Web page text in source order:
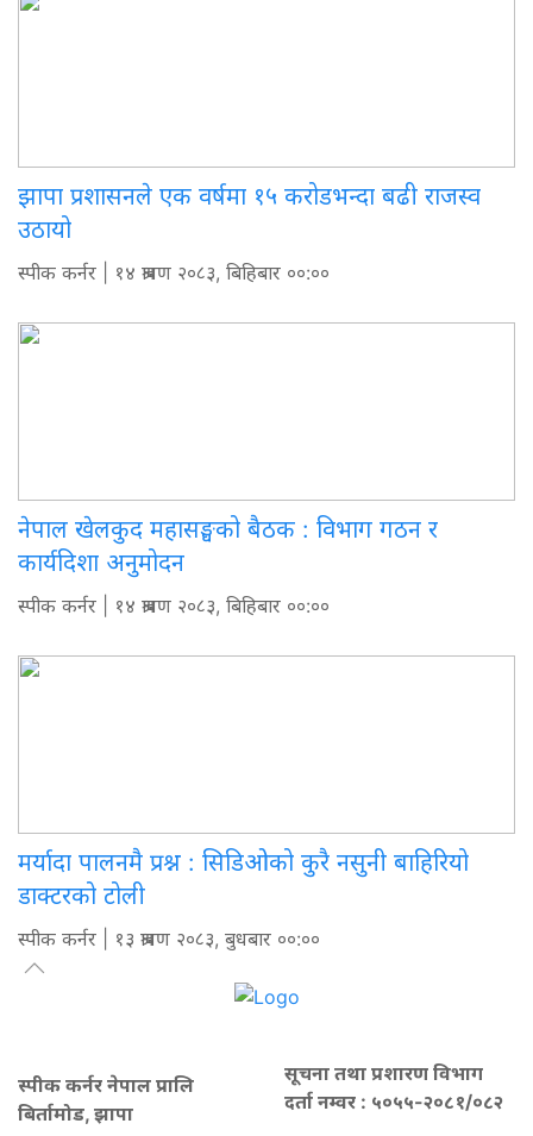
झापा प्रशासनले एक वर्षमा १५ करोडभन्दा बढी राजस्व
उठायो
स्पीक कर्नर | १४ श्रावण २०८३, बिहिबार ००:००
नेपाल खेलकुद महासङ्घको बैठक : विभाग गठन र
कार्यदिशा अनुमोदन
स्पीक कर्नर | १४ श्रावण २०८३, बिहिबार ००:००
मर्यादा पालनमै प्रश्न : सिडिओको कुरै नसुनी बाहिरियो
डाक्टरको टोली
स्पीक कर्नर | १३ श्रावण २०८३, बुधबार ००:००
स्पीक कर्नर नेपाल प्रालि
बिर्तामोड, झापा
सूचना तथा प्रशारण विभाग
दर्ता नम्वर : ५०५५-२०८१/०८२